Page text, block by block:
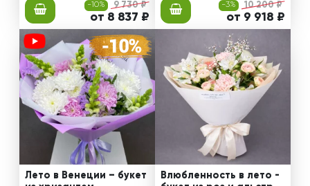
-10% 9 730 ₽
от 8 837 ₽
-3% 10 200 ₽
от 9 918 ₽
Лето в Венеции – букет
Влюбленность в лето -